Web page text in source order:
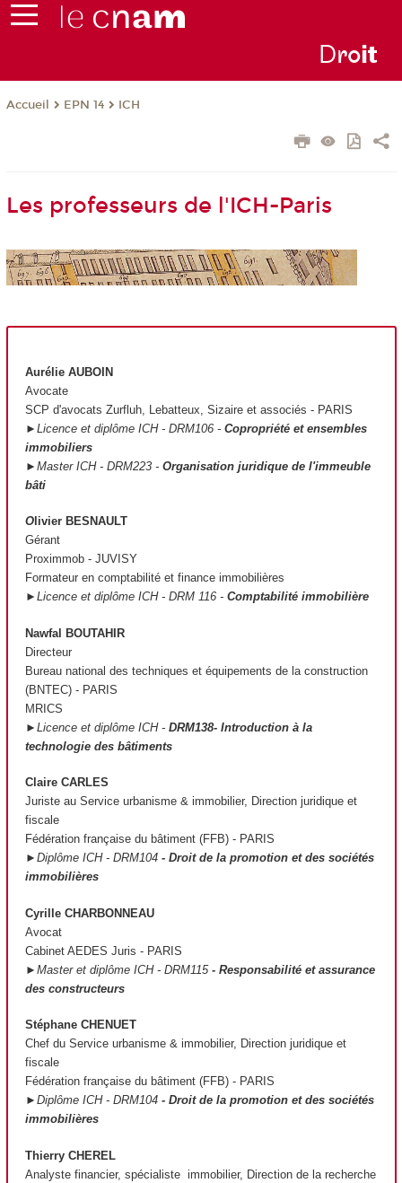
Droit
Accueil EPN 14 ICH
Les professeurs de l'ICH-Paris
Aurélie AUBOIN
Avocate
SCP d'avocats Zurfluh, Lebatteux, Sizaire et associés - PARIS
►Licence et diplôme ICH - DRM106 - Copropriété et ensembles
immobiliers
►Master ICH - DRM223 - Organisation juridique de l'immeuble
bâti
O livier BESNAULT
Gérant
Proximmob - JUVISY
Formateur en comptabilité et finance immobilières
►Licence et diplôme ICH - DRM 116 - Comptabilité immobilière
Nawfal BOUTAHIR
Directeur
Bureau national des techniques et équipements de la construction
(BNTEC) - PARIS
MRICS
►Licence et diplôme ICH - DRM138- Introduction à la
technologie des bâtiments
Claire CARLES
Juriste au Service urbanisme & immobilier, Direction juridique et
fiscale
Fédération française du bâtiment (FFB) - PARIS
►Diplôme ICH - DRM104 - Droit de la promotion et des sociétés
immobilières
Cyrille CHARBONNEAU
Avocat
Cabinet AEDES Juris - PARIS
►Master et diplôme ICH - DRM115- Responsabilité et assurance
des constructeurs
Stéphane CHENUET
Chef du Service urbanisme & immobilier, Direction juridique et
fiscale
Fédération française du bâtiment (FFB) - PARIS
►Diplôme ICH - DRM104 - Droit de la promotion et des sociétés
immobilières
Thierry CHEREL
Analyste financier, spécialiste immobilier, Direction de la recherche